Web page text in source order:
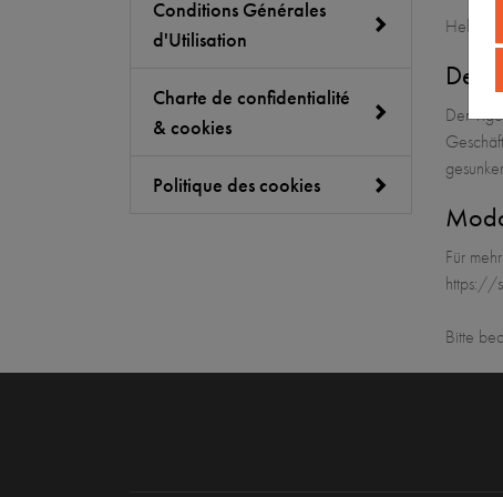
Conditions Générales
d'Utilisation
Charte de confidentialité
& cookies
Politique des cookies
Helfen
Der
Für
https://
Bitte